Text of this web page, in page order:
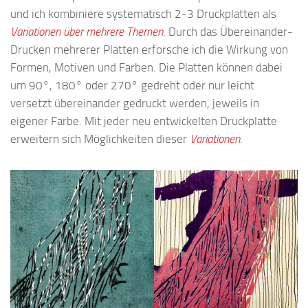
und ich kombiniere systematisch 2-3 Druckplatten als
Variationen über mehrere Themen. Durch das Übereinander-
Drucken mehrerer Platten erforsche ich die Wirkung von
Formen, Motiven und Farben. Die Platten können dabei
um 90°, 180° oder 270° gedreht oder nur leicht
versetzt übereinander gedruckt werden, jeweils in
eigener Farbe. Mit jeder neu entwickelten Druckplatte
erweitern sich Möglichkeiten dieser Variationen.